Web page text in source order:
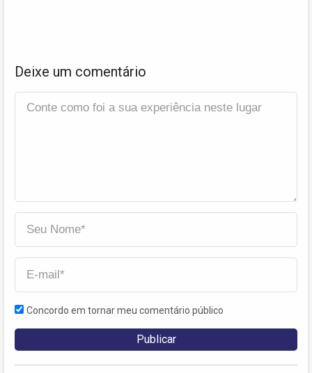
Deixe um comentário
Concordo em tornar meu comentário público